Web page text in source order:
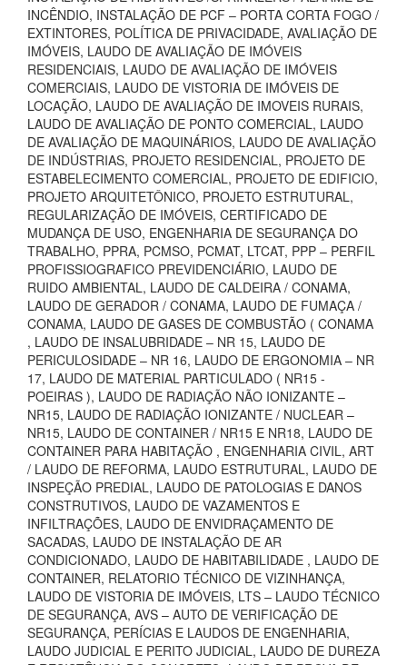
INCÊNDIO, INSTALAÇÃO DE PCF – PORTA CORTA FOGO /
EXTINTORES, POLÍTICA DE PRIVACIDADE, AVALIAÇÃO DE
IMÓVEIS, LAUDO DE AVALIAÇÃO DE IMÓVEIS
RESIDENCIAIS, LAUDO DE AVALIAÇÃO DE IMÓVEIS
COMERCIAIS, LAUDO DE VISTORIA DE IMÓVEIS DE
LOCAÇÃO, LAUDO DE AVALIAÇÃO DE IMOVEIS RURAIS,
LAUDO DE AVALIAÇÃO DE PONTO COMERCIAL, LAUDO
DE AVALIAÇÃO DE MAQUINÁRIOS, LAUDO DE AVALIAÇÃO
DE INDÚSTRIAS, PROJETO RESIDENCIAL, PROJETO DE
ESTABELECIMENTO COMERCIAL, PROJETO DE EDIFICIO,
PROJETO ARQUITETÔNICO, PROJETO ESTRUTURAL,
REGULARIZAÇÃO DE IMÓVEIS, CERTIFICADO DE
MUDANÇA DE USO, ENGENHARIA DE SEGURANÇA DO
TRABALHO, PPRA, PCMSO, PCMAT, LTCAT, PPP – PERFIL
PROFISSIOGRAFICO PREVIDENCIÁRIO, LAUDO DE
RUIDO AMBIENTAL, LAUDO DE CALDEIRA / CONAMA,
LAUDO DE GERADOR / CONAMA, LAUDO DE FUMAÇA /
CONAMA, LAUDO DE GASES DE COMBUSTÃO ( CONAMA
, LAUDO DE INSALUBRIDADE – NR 15, LAUDO DE
PERICULOSIDADE – NR 16, LAUDO DE ERGONOMIA – NR
17, LAUDO DE MATERIAL PARTICULADO ( NR15 -
POEIRAS ), LAUDO DE RADIAÇÃO NÃO IONIZANTE –
NR15, LAUDO DE RADIAÇÃO IONIZANTE / NUCLEAR –
NR15, LAUDO DE CONTAINER / NR15 E NR18, LAUDO DE
CONTAINER PARA HABITAÇÃO , ENGENHARIA CIVIL, ART
/ LAUDO DE REFORMA, LAUDO ESTRUTURAL, LAUDO DE
INSPEÇÃO PREDIAL, LAUDO DE PATOLOGIAS E DANOS
CONSTRUTIVOS, LAUDO DE VAZAMENTOS E
INFILTRAÇÕES, LAUDO DE ENVIDRAÇAMENTO DE
SACADAS, LAUDO DE INSTALAÇÃO DE AR
CONDICIONADO, LAUDO DE HABITABILIDADE , LAUDO DE
CONTAINER, RELATORIO TÉCNICO DE VIZINHANÇA,
LAUDO DE VISTORIA DE IMÓVEIS, LTS – LAUDO TÉCNICO
DE SEGURANÇA, AVS – AUTO DE VERIFICAÇÃO DE
SEGURANÇA, PERÍCIAS E LAUDOS DE ENGENHARIA,
LAUDO JUDICIAL E PERITO JUDICIAL, LAUDO DE DUREZA